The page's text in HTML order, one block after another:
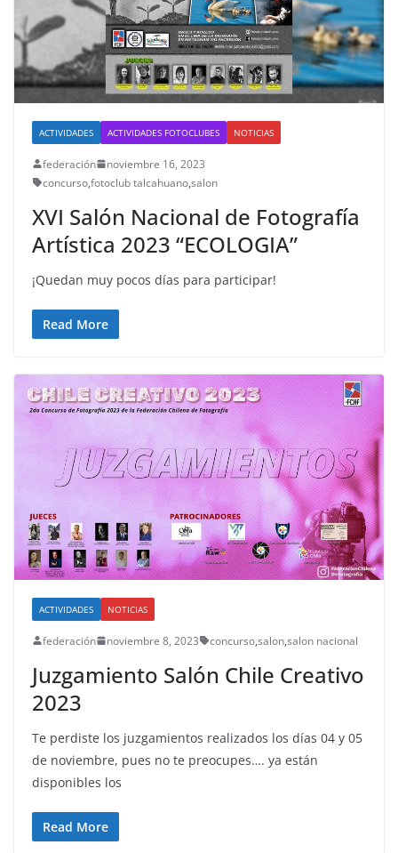
ACTIVIDADES ACTIVIDADES FOTOCLUBES NOTICIAS
federación
noviembre 16, 2023
concurso,fotoclub talcahuano,salon
XVI Salón Nacional de Fotografía
Artística 2023 “ECOLOGIA”
¡Quedan muy pocos días para participar!
Read More
ACTIVIDADES NOTICIAS
federación noviembre 8, 2023 concurso,salon,salon nacional
Juzgamiento Salón Chile Creativo
2023
Te perdiste los juzgamientos realizados los días 04 y 05
de noviembre, pues no te preocupes…. ya están
disponibles los
Read More